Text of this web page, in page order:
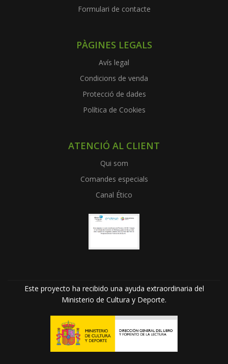
Formulari de contacte
PÀGINES LEGALS
Avís legal
Condicions de venda
Protecció de dades
Política de Cookies
ATENCIÓ AL CLIENT
Qui som
Comandes especials
Canal Ético
Este proyecto ha recibido una ayuda extraordinaria del
Ministerio de Cultura y Deporte.